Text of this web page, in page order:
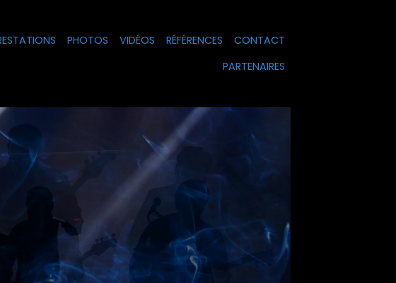
PHOTOS VIDÉOS RÉFÉRENCES
CONTACT
PARTENAIRES